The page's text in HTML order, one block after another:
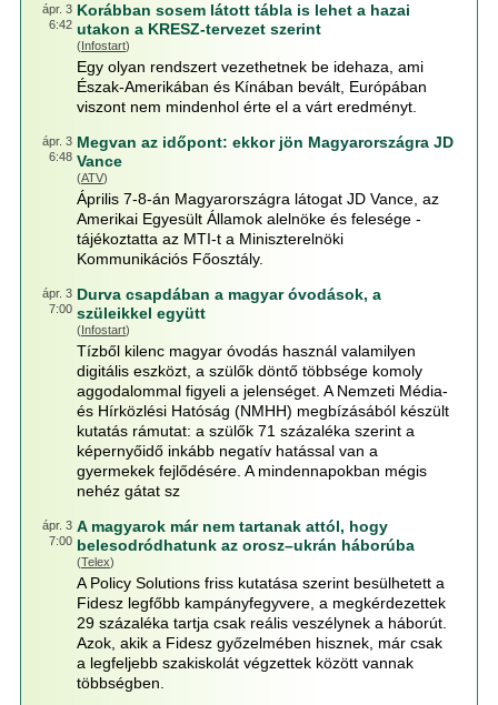
ápr. 3
6:42
Korábban sosem látott tábla is lehet a hazai
utakon a KRESZ-tervezet szerint
(Infostart)
Egy olyan rendszert vezethetnek be idehaza, ami
Észak-Amerikában és Kínában bevált, Európában
viszont nem mindenhol érte el a várt eredményt.
ápr. 3
6:48
Megvan az időpont: ekkor jön Magyarországra JD
Vance
(ATV)
Április 7-8-án Magyarországra látogat JD Vance, az
Amerikai Egyesült Államok alelnöke és felesége -
tájékoztatta az MTI-t a Miniszterelnöki
Kommunikációs Főosztály.
ápr. 3
7:00
Durva csapdában a magyar óvodások, a
szüleikkel együtt
(Infostart)
Tízből kilenc magyar óvodás használ valamilyen
digitális eszközt, a szülők döntő többsége komoly
aggodalommal figyeli a jelenséget. A Nemzeti Média-
és Hírközlési Hatóság (NMHH) megbízásából készült
kutatás rámutat: a szülők 71 százaléka szerint a
képernyőidő inkább negatív hatással van a
gyermekek fejlődésére. A mindennapokban mégis
nehéz gátat sz
ápr. 3
7:00
A magyarok már nem tartanak attól, hogy
belesodródhatunk az orosz–ukrán háborúba
(Telex)
A Policy Solutions friss kutatása szerint besülhetett a
Fidesz legfőbb kampányfegyvere, a megkérdezettek
29 százaléka tartja csak reális veszélynek a háborút.
Azok, akik a Fidesz győzelmében hisznek, már csak
a legfeljebb szakiskolát végzettek között vannak
többségben.